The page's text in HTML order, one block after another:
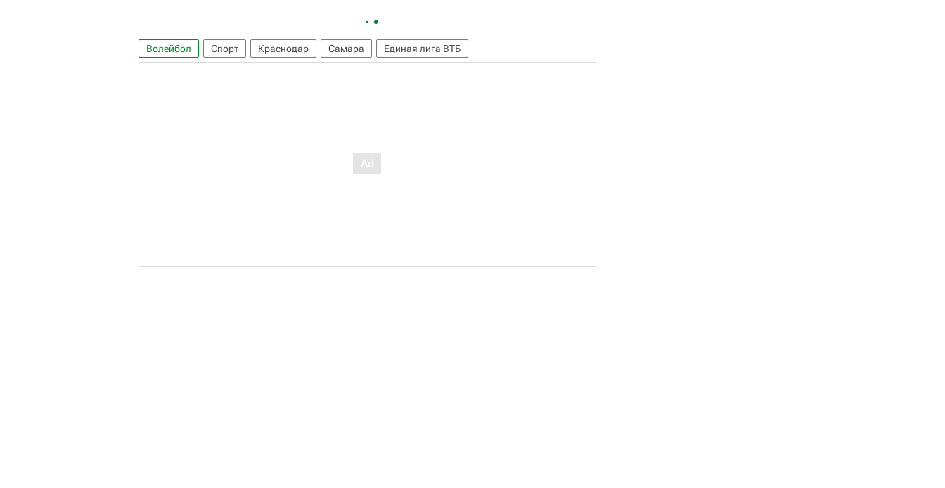
Волейбол Спорт Краснодар Самара Единая лига ВТБ